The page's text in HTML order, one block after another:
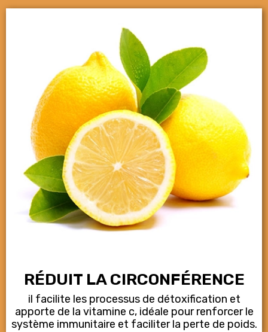
RÉDUIT LA CIRCONFÉRENCE
il facilite les processus de détoxification et
apporte de la vitamine c, idéale pour renforcer le
système immunitaire et faciliter la perte de poids.